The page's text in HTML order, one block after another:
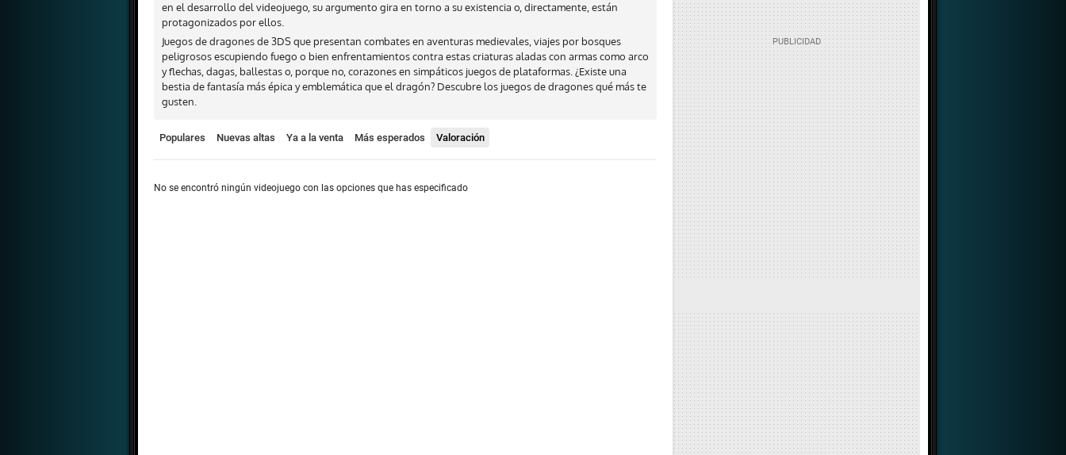
en el desarrollo del videojuego, su argumento gira en torno a su existencia o, directamente, están
protagonizados por ellos.
Juegos de dragones de 3DS que presentan combates en aventuras medievales, viajes por bosques
peligrosos escupiendo fuego o bien enfrentamientos contra estas criaturas aladas con armas como arco
y flechas, dagas, ballestas o, porque no, corazones en simpáticos juegos de plataformas. ¿Existe una
bestia de fantasía más épica y emblemática que el dragón? Descubre los juegos de dragones qué más te
gusten.
Populares Nuevas altas Ya a la venta Más esperados Valoración
No se encontró ningún videojuego con las opciones que has especificado